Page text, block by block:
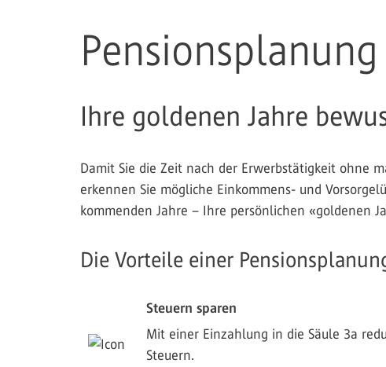
Pensionsplanung
Ihre goldenen Jahre
Damit Sie die Zeit nach der Erwerbstätigkeit ohne
erkennen Sie mögliche Einkommens- und
kommenden Jahre – Ihre persönlichen «goldenen
Die Vorteile einer
Steuern sparen
Mit einer Einzahlung in die Säule 3a
Steuern.